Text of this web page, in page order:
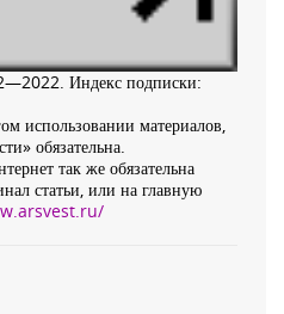
Индекс подписки:
использовании материалов,
обязательна.
так же обязательна
статьи, или на главную